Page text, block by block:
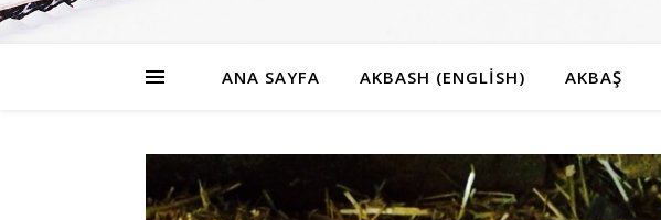
ANA SAYFA AKBASH (ENGLISH) AKBAŞ